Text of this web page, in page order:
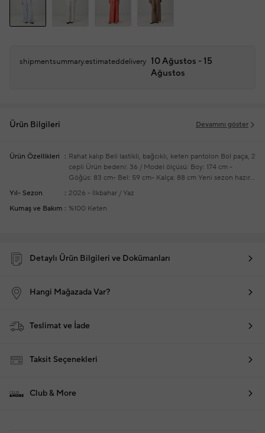
shipmentsummary.estimateddelivery 10 Ağustos - 15
Ağustos
Ürün Bilgileri Devamını göster
Ürün Özellikleri Rahat kalıp Beli lastikli, bağcıklı, keten pantolon Bol paça, 2
cepli Ürün bedeni: 36 / Model ölçüsü: Boy: 174 cm -
Göğüs: 83 cm- Bel: 59 cm- Kalça: 88 cm Yeni sezon hazır
giyim alışverişlerinizde ücretsiz tadilat yapılmaktadır
Yıl- Sezon
2026 - İlkbahar / Yaz
Kumaş ve Bakım
%100 Keten
Detaylı Ürün Bilgileri ve Dokümanları
Hangi Mağazada Var?
Teslimat ve İade
Taksit Seçenekleri
Club & More